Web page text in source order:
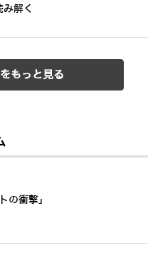
解く
もっと見る
の衝撃」